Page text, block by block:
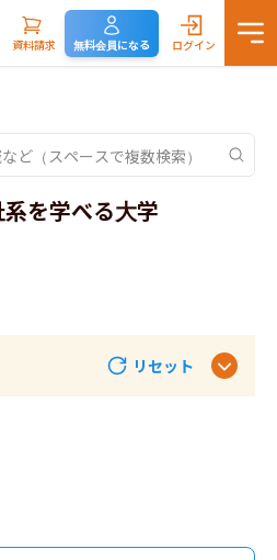
資料請求 無料会員になる ログイン
を学べる大学
リセット